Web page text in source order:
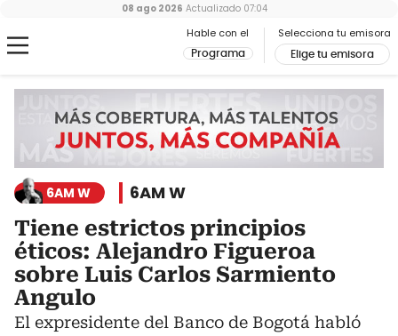
Hable con el
Programa
Selecciona tu emisora
Elige tu emisora
08 ago 2026 Actualizado 07:04
6AM W 6AM W
Tiene estrictos principios
éticos: Alejandro Figueroa
sobre Luis Carlos Sarmiento
Angulo
El expresidente del Banco de Bogotá habló